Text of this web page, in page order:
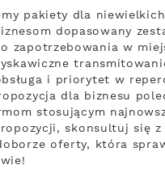
pakiety dla
dopasowany
zapotrzebowania w
i priorytet w
dla biznesu
stosującym
skonsultuj się z
oferty, która